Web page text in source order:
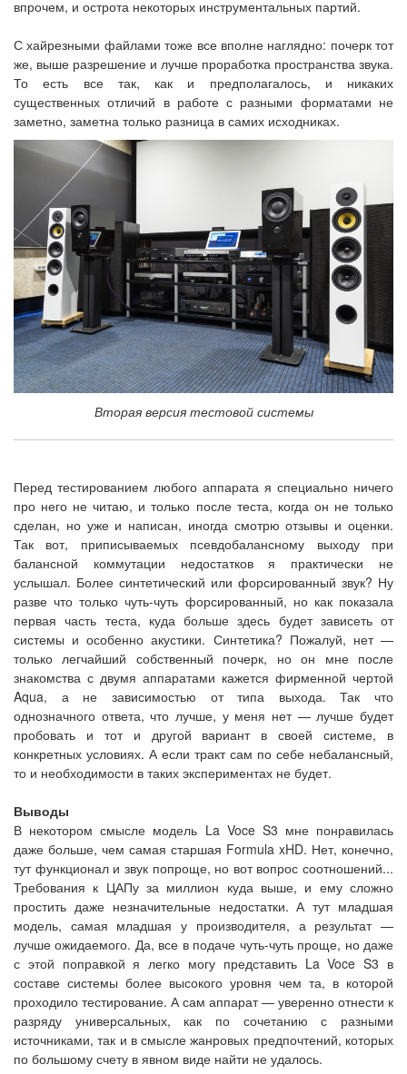
впрочем, и острота некоторых инструментальных партий.
С хайрезными файлами тоже все вполне наглядно: почерк тот
же, выше разрешение и лучше проработка пространства звука.
То есть все так, как и предполагалось, и никаких
существенных отличий в работе с разными форматами не
заметно, заметна только разница в самих исходниках.
Вторая версия тестовой системы
Перед тестированием любого аппарата я специально ничего
про него не читаю, и только после теста, когда он не только
сделан, но уже и написан, иногда смотрю отзывы и оценки.
Так вот, приписываемых псевдобалансному выходу при
балансной коммутации недостатков я практически не
услышал. Более синтетический или форсированный звук? Ну
разве что только чуть-чуть форсированный, но как показала
первая часть теста, куда больше здесь будет зависеть от
системы и особенно акустики. Синтетика? Пожалуй, нет —
только легчайший собственный почерк, но он мне после
знакомства с двумя аппаратами кажется фирменной чертой
Aqua, а не зависимостью от типа выхода. Так что
однозначного ответа, что лучше, у меня нет — лучше будет
пробовать и тот и другой вариант в своей системе, в
конкретных условиях. А если тракт сам по себе небалансный,
то и необходимости в таких экспериментах не будет.
Выводы
В некотором смысле модель La Voce S3 мне понравилась
даже больше, чем самая старшая Formula xHD. Нет, конечно,
тут функционал и звук попроще, но вот вопрос соотношений...
Требования к ЦАПу за миллион куда выше, и ему сложно
простить даже незначительные недостатки. А тут младшая
модель, самая младшая у производителя, а результат —
лучше ожидаемого. Да, все в подаче чуть-чуть проще, но даже
с этой поправкой я легко могу представить La Voce S3 в
составе системы более высокого уровня чем та, в которой
проходило тестирование. А сам аппарат — уверенно отнести к
разряду универсальных, как по сочетанию с разными
источниками, так и в смысле жанровых предпочтений, которых
по большому счету в явном виде найти не удалось.